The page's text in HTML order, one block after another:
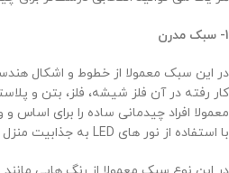
1- سبک مدرن
در این سبک معمولا از خطوط و اشکال
کار رفته در آن فلز شیشه، فلز، بتن و
معمولا افراد چیدمانی ساده را برای اساس
با استفاده از نور های LED به جذابیت منزل خود می افزایند.